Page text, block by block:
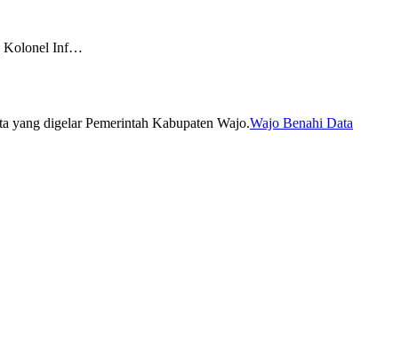
Kolonel Inf…
Wajo Benahi Data